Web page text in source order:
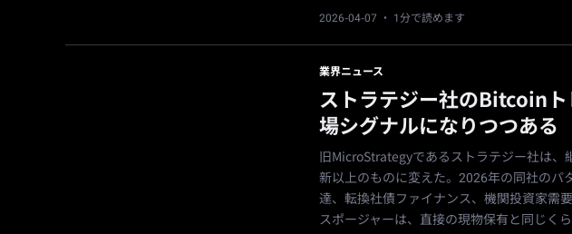
2026-04-07 · 1分で読めます
業界ニュース
ストラテジー社のBitcoin
場シグナルになりつつある
旧MicroStrategyであるストラテジー社は
新以上のものに変えた。2026年の同社のパ
達、転換社債ファイナンス、機関投資家需
スポージャーは、直接の現物保有と同じく